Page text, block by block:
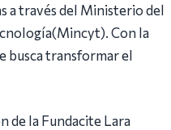
a través del Ministerio del
Con la
busca transformar el
de la Fundacite Lara